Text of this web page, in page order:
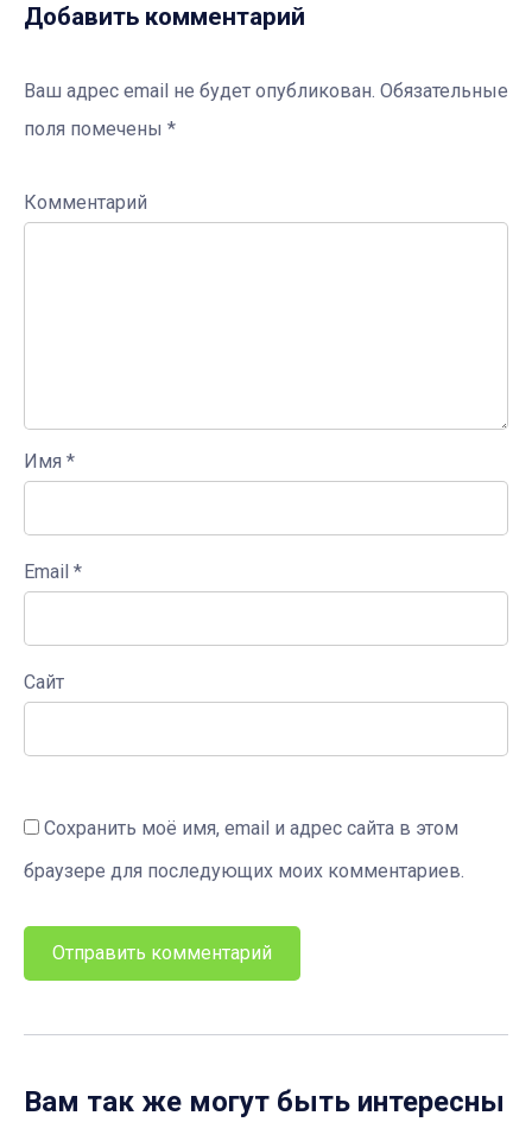
Добавить комментарий
Ваш адрес email не будет опубликован. Обязательные
поля помечены *
Комментарий
Имя *
Email *
Сайт
Сохранить моё имя, email и адрес сайта в этом
браузере для последующих моих комментариев.
Вам так же могут быть интересны